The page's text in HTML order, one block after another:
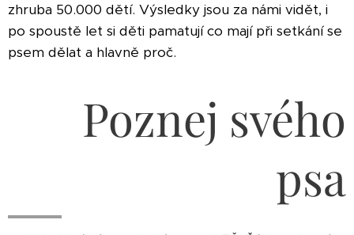
zhruba 50.000 dětí. Výsledky jsou za námi vidět, i
po spoustě let si děti pamatují co mají při setkání se
psem dělat a hlavně proč.
Poznej svého
psa